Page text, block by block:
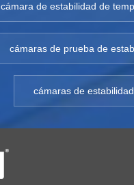
cámara de estabilidad de
cámaras de prueba de
cámaras de estabilidad